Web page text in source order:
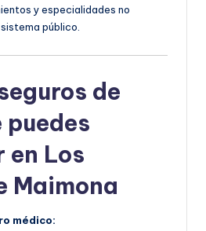
y especialidades no
público.
de
puedes
Los
Maimona
médico: